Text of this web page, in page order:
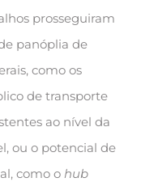
prosseguiram
panóplia de
como os
de transporte
ao nível da
ou o potencial de
como o hub